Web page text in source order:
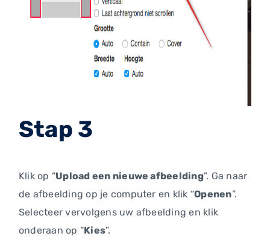
Stap 3
Klik op “Upload een nieuwe afbeelding”. Ga naar
de afbeelding op je computer en klik “Openen”.
Selecteer vervolgens uw afbeelding en klik
onderaan op “Kies”.